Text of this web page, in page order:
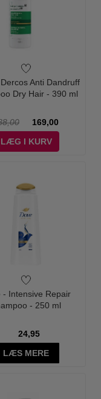
Anti Dandruff
Dry Hair - 390 ml
169,00
LÆG I KURV
- Intensive Repair
- 250 ml
24,95
LÆS MERE